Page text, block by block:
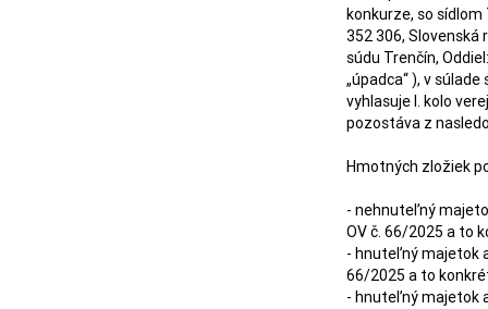
konkurze, so sídlom
352 306, Slovenská
súdu Trenčín,
„úpadca“ ), v
vyhlasuje I. kolo
pozostáva z
Hmotných zložiek
- nehnuteľný
OV č. 66/2025 a to
- hnuteľný majetok
66/2025 a to
- hnuteľný majetok